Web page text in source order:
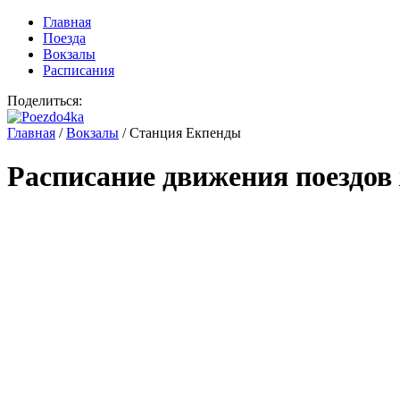
Главная
Поезда
Вокзалы
Расписания
Поделиться:
Главная /Вокзалы /Станция Екпенды
Расписание движения